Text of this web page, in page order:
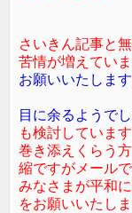
さいきん記事と
苦情が増えていま
お願いいたします
目に余るようで
も検討しています
巻き添えくらう
縮ですがメール
みなさまが平和
をお願いいたし